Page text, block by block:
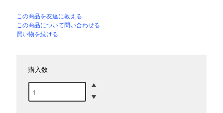
この商品を友達に教える
この商品について問い合わせる
買い物を続ける
購入数